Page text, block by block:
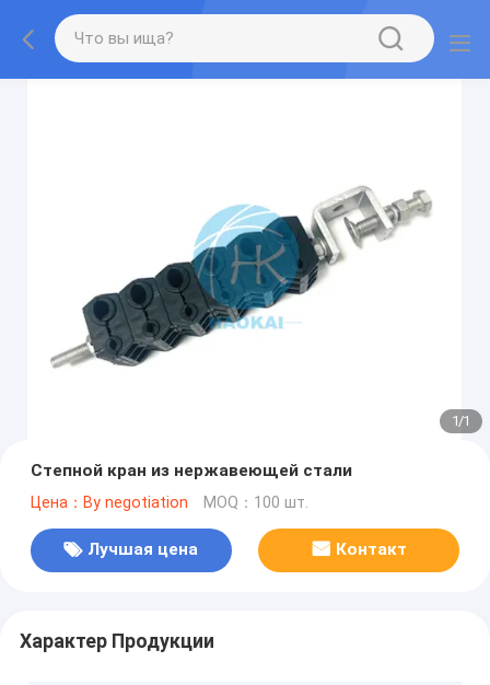
1/1
Степной кран из нержавеющей стали
Цена：By negotiation MOQ：100 шт.
Лучшая цена Контакт
Характер Продукции